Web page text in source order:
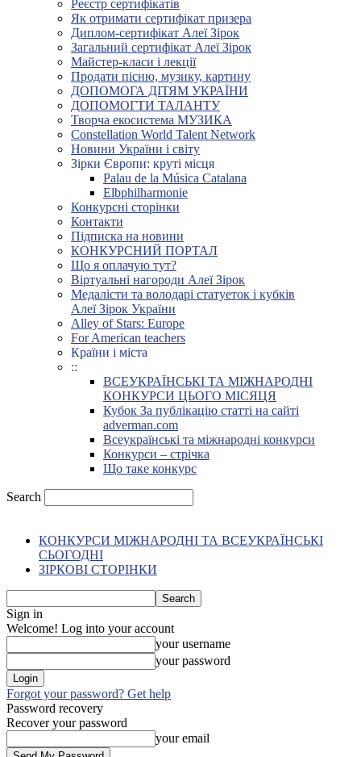
Реєстр сертифікатів
Як отримати сертифікат призера
Диплом-сертифікат Алеї Зірок
Загальний сертифікат Алеї Зірок
Майстер-класи і лекції
Продати пісню, музику, картину
ДОПОМОГА ДІТЯМ УКРАЇНИ
ДОПОМОГТИ ТАЛАНТУ
Творча екосистема МУЗИКА
Constellation World Talent Network
Новини України і світу
Зірки Європи: круті місця
Palau de la Música Catalana
Elbphilharmonie
Конкурсні сторінки
Контакти
Підписка на новини
КОНКУРСНИЙ ПОРТАЛ
Що я оплачую тут?
Віртуальні нагороди Алеї Зірок
Медалісти та володарі статуеток і кубків
Алеї Зірок України
Alley of Stars: Europe
For American teachers
Країни і міста
::
ВСЕУКРАЇНСЬКІ ТА МІЖНАРОДНІ
КОНКУРСИ ЦЬОГО МІСЯЦЯ
Кубок За публікацію статті на сайті
adverman.com
Всеукраїнські та міжнародні конкурси
Конкурси – стрічка
Що таке конкурс
Search
КОНКУРСИ МІЖНАРОДНІ ТА ВСЕУКРАЇНСЬКІ
СЬОГОДНІ
ЗІРКОВІ СТОРІНКИ
Sign in
Welcome! Log into your account
your username
your password
Forgot your password? Get help
Password recovery
Recover your password
your email